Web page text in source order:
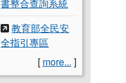
書整合查詢系統
教育部全民安
全指引專區
[ more... ]